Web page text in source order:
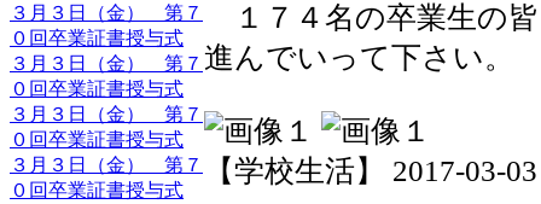
３月３日（金） 第７
０回卒業証書授与式
３月３日（金） 第７
０回卒業証書授与式
３月３日（金） 第７
０回卒業証書授与式
３月３日（金） 第７
０回卒業証書授与式
１７４名の卒業生の
進んでいって下さい。
【学校生活】 2017-03-